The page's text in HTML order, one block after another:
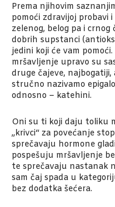
Prema njihovim
pomoći zdravijoj probavi
zelenog, belog pa i
dobrih supstanci
jedini koji će vam
mršavljenje upravo su
druge čajeve, najbogatiji,
stručno nazivamo
odnosno – katehini.
Oni su ti koji daju toliku
„krivci“ za povećanje
sprečavaju hormone
pospešuju mršavljenje
te sprečavaju nastanak
sam čaj spada u
bez dodatka šećera.